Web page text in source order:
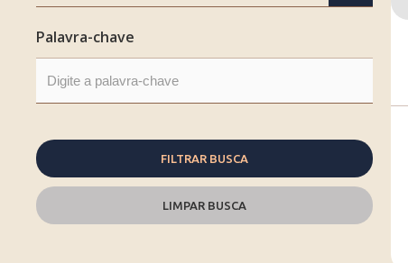
ARQUITETOS RENOMADOS
GESTÃO EXCLUSIVA
CAMPO / QUADRA DE ESPORTES
FITNESS
Palavra-chave
FILTRAR BUSCA
LIMPAR BUSCA